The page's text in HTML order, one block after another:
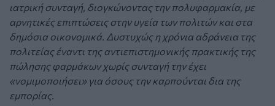
ιατρική συνταγή, διογκώνοντας την πολυφαρμακία, με
αρνητικές επιπτώσεις στην υγεία των πολιτών και στα
δημόσια οικονομικά. Δυστυχώς η χρόνια αδράνεια της
πολιτείας έναντι της αντιεπιστημονικής πρακτικής της
πώλησης φαρμάκων χωρίς συνταγή την έχει
«νομιμοποιήσει» για όσους την καρπούνται δια της
εμπορίας.